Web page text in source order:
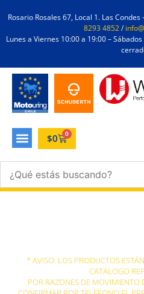
Rosario Rosales 67, Local 1. Las Condes
8293 4852/
Lunes a Viernes 10:00 a 19:00 –
$0 0
* AVISO: LOS PRODUCTOS
CATÁLOGO
POR RAZONES DE MOVIMIENTO